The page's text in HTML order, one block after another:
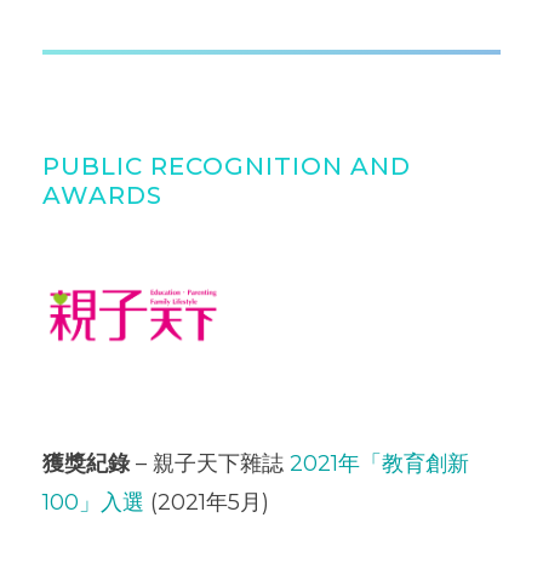
PUBLIC RECOGNITION AND
AWARDS
獲獎紀錄– 親子天下雜誌 2021年「教育創新
100」入選 (2021年5月)